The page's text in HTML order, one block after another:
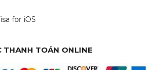
for iOS
THANH TOÁN ONLINE